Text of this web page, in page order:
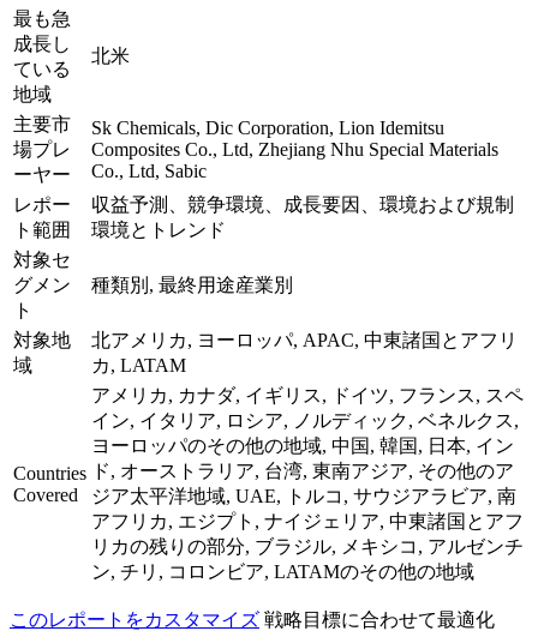
最も急
成長し
ている
地域
北米
主要市
場プレ
ーヤー
Sk Chemicals, Dic Corporation, Lion Idemitsu
Composites Co., Ltd, Zhejiang Nhu Special Materials
Co., Ltd, Sabic
レポー
ト範囲
収益予測、競争環境、成長要因、環境および規制
環境とトレンド
対象セ
グメン
ト
種類別, 最終用途産業別
対象地
域
北アメリカ, ヨーロッパ, APAC, 中東諸国とアフリ
カ, LATAM
Countries
Covered
アメリカ, カナダ, イギリス, ドイツ, フランス, スペ
イン, イタリア, ロシア, ノルディック, ベネルクス,
ヨーロッパのその他の地域, 中国, 韓国, 日本, イン
ド, オーストラリア, 台湾, 東南アジア, その他のア
ジア太平洋地域, UAE, トルコ, サウジアラビア, 南
アフリカ, エジプト, ナイジェリア, 中東諸国とアフ
リカの残りの部分, ブラジル, メキシコ, アルゼンチ
ン, チリ, コロンビア, LATAMのその他の地域
このレポートをカスタマイズ 戦略目標に合わせて最適化